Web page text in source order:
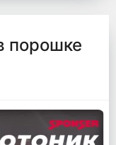
порошке